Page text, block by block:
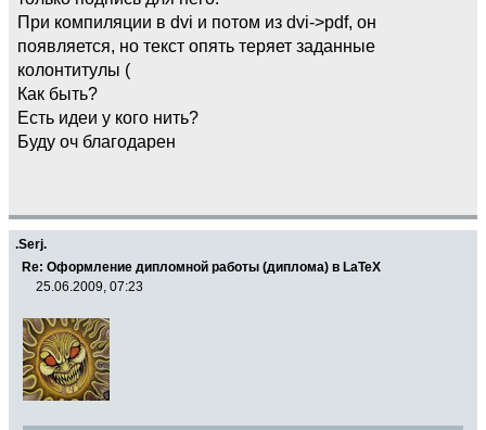
При компиляции в dvi и потом из dvi->pdf, он
появляется, но текст опять теряет заданные
колонтитулы (
Как быть?
Есть идеи у кого нить?
Буду оч благодарен
.Serj.
Re: Оформление дипломной работы (диплома) в LaTeX
25.06.2009, 07:23